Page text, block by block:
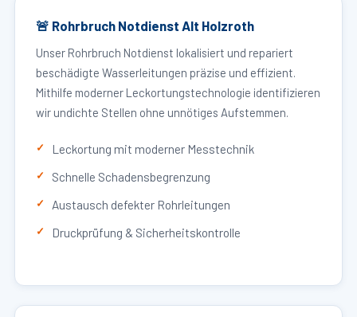
🚨 Rohrbruch Notdienst Alt Holzroth
Unser Rohrbruch Notdienst lokalisiert und repariert
beschädigte Wasserleitungen präzise und effizient.
Mithilfe moderner Leckortungstechnologie identifizieren
wir undichte Stellen ohne unnötiges Aufstemmen.
Leckortung mit moderner Messtechnik
Schnelle Schadensbegrenzung
Austausch defekter Rohrleitungen
Druckprüfung & Sicherheitskontrolle